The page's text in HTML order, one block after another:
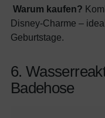
Warum kaufen?
Disney-Charme –
Geburtstage.
6.
Badehose